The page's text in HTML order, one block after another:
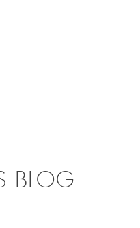
BLOG